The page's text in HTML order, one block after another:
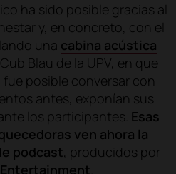
ha sido posible gracias al
y, en concreto, con el
una cabina acústica
Blau de la UPV, en que
posible conversar con
antes, exponían sus
los participantes. Esas
ven ahora la
podcast, producidos por
.